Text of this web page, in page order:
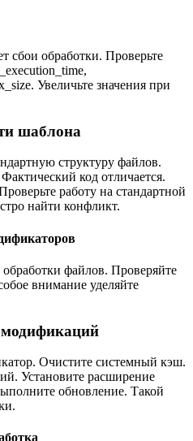
сбои обработки. Проверьте
Увеличьте значения при
шаблона
структуру файлов.
код отличается.
работу на стандартной
найти конфликт.
обработки файлов. Проверяйте
внимание уделяйте
модификаций
Очистите системный кэш.
Установите расширение
обновление. Такой